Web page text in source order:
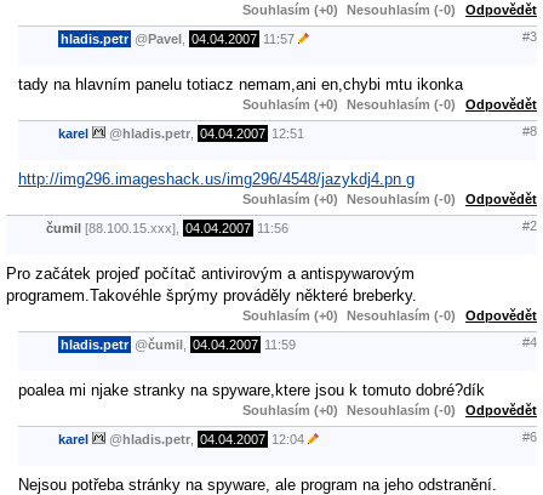
Souhlasím (+0) Nesouhlasím (-0) Odpovědět
hladis.petr @Pavel 04.04.2007 11:57 #3
tady na hlavním panelu totiacz nemam,ani en,chybi mtu ikonka
Souhlasím (+0) Nesouhlasím (-0) Odpovědět
karel @hladis.petr 04.04.2007 12:51 #8
http://img296.imageshack.us/img296/4548/jazykdj4.pn g
Souhlasím (+0) Nesouhlasím (-0) Odpovědět
čumil [88.100.15.xxx], 04.04.2007 11:56 #2
Pro začátek projeď počítač antivirovým a antispywarovým
programem.Takovéhle šprýmy prováděly některé breberky.
Souhlasím (+0) Nesouhlasím (-0) Odpovědět
hladis.petr @čumil 04.04.2007 11:59 #4
poalea mi njake stranky na spyware,ktere jsou k tomuto dobré?dík
Souhlasím (+0) Nesouhlasím (-0) Odpovědět
karel @hladis.petr 04.04.2007 12:04 #6
Nejsou potřeba stránky na spyware, ale program na jeho odstranění.